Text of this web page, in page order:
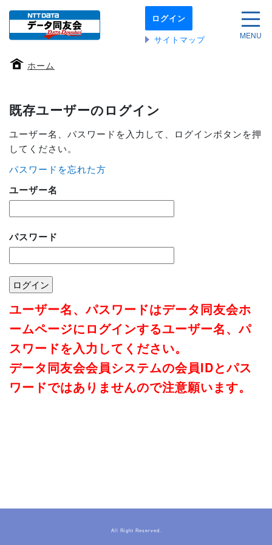
本
文
へ
動
ログイン
サイトマップ
サイ
MENU
ホーム
既存ユーザーのログイン
ユーザー名、パスワードを入力して、ログインボタンを押
してください。
パスワードを忘れた方
ユーザー名
パスワード
ユーザー名、パスワードはデータ同友会ホ
ームページにログインするユーザー名、パ
スワードを入力してください。
データ同友会会員システムの会員IDとパス
ワードではありませんので注意願います。
All Right Reserved.